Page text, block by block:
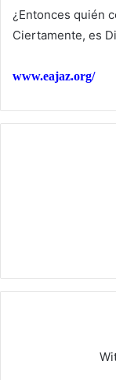
¿Entonces quién
Ciertamente, es
www.eajaz.org/